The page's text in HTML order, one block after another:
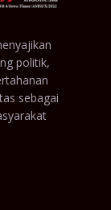
politik,
sebagai